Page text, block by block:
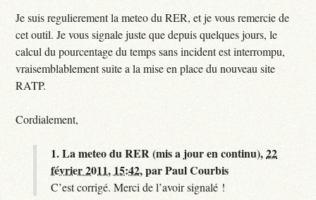
Je suis regulierement la meteo du RER, et je vous remercie de
cet outil. Je vous signale juste que depuis quelques jours, le
calcul du pourcentage du temps sans incident est interrompu,
vraisemblablement suite a la mise en place du nouveau site
RATP.
Cordialement,
1.La meteo du RER (mis a jour en continu),22
février 2011, 15:42,parPaul Courbis
C’est corrigé. Merci de l’avoir signalé !